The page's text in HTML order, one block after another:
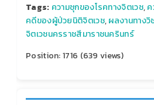
Tags: ความชุกของโรคทางจิตเวช,
คดีของผู้ป่วยนิติจิตเวช,ผลงานทางวิ
จิตเวชนครราชสีมาราชนครินทร์
Position:1716 (639 views)